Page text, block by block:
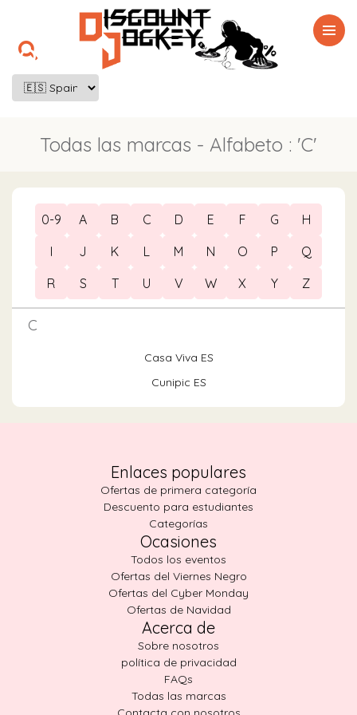

Todas las marcas - Alfabeto : 'C'
0-9 A B C D E F G
H
I
J K L M N O P
Q
R
S T U V W X Y Z
C
Casa Viva ES
Cunipic ES
Enlaces populares
Ofertas de primera categoría
Descuento para estudiantes
Categorías
Ocasiones
Todos los eventos
Ofertas del Viernes Negro
Ofertas del Cyber Monday
Ofertas de Navidad
Acerca de
Sobre nosotros
política de privacidad
FAQs
Todas las marcas